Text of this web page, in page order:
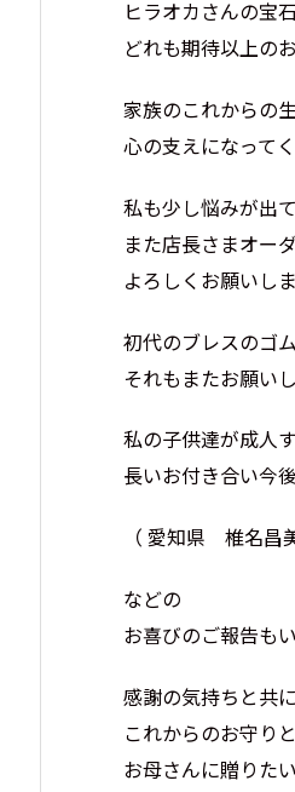
ヒラオカさんの宝
どれも期待以上の
家族のこれからの
心の支えになって
私も少し悩みが出て
また店長さまオー
よろしくお願いしま
初代のブレスのゴ
それもまたお願い
私の子供達が成人
長いお付き合い今
（ 愛知県 椎名昌
などの
お喜びのご報告も
感謝の気持ちと共に
これからのお守りと
お母さんに贈りた